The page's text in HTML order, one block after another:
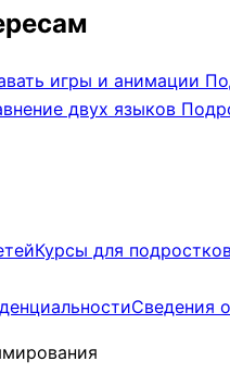
игры и анимации
двух языков
Курсы для
Сведения